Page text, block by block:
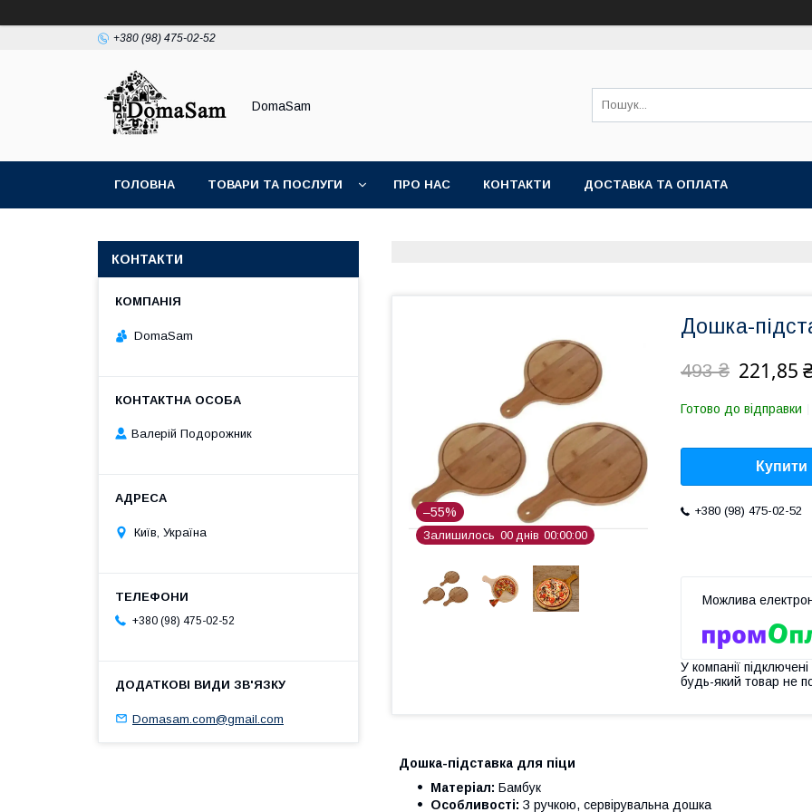
+380 (98) 475-02-52
DomaSam
ГОЛОВНА ТОВАРИ ТА ПОСЛУГИ ПРО НАС КОНТАКТИ ДОСТАВКА ТА ОПЛАТА
–55%
Залишилось 00 днів 00 00 00
Дошка-
493 ₴ 221,85
Готово до відправки
Купити
+380 (98) 475-02-52
У компанії
будь-який товар не
Дошка-підставка для піци
Матеріал: Бамбук
Особливості: З ручкою, сервірувальна дошка
КОНТАКТИ
DomaSam
Валерій Подорожник
Київ, Україна
+380 (98) 475-02-52
Domasam.com@gmail.com